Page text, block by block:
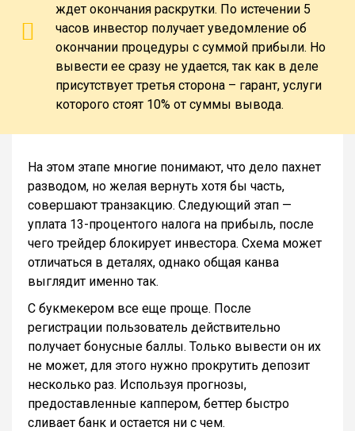
ждет окончания раскрутки. По истечении 5
часов инвестор получает уведомление об
окончании процедуры с суммой прибыли. Но
вывести ее сразу не удается, так как в деле
присутствует третья сторона – гарант, услуги
которого стоят 10% от суммы вывода.
На этом этапе многие понимают, что дело пахнет
разводом, но желая вернуть хотя бы часть,
совершают транзакцию. Следующий этап —
уплата 13-процентого налога на прибыль, после
чего трейдер блокирует инвестора. Схема может
отличаться в деталях, однако общая канва
выглядит именно так.
С букмекером все еще проще. После
регистрации пользователь действительно
получает бонусные баллы. Только вывести он их
не может, для этого нужно прокрутить депозит
несколько раз. Используя прогнозы,
предоставленные каппером, беттер быстро
сливает банк и остается ни с чем.